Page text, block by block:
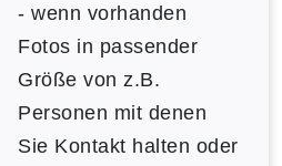
- wenn vorhanden
Fotos in passender
Größe von z.B.
Personen mit denen
Sie Kontakt halten oder